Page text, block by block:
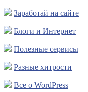
Заработай на сайте
Блоги и Интернет
Полезные сервисы
Разные хитрости
Все о WordPress